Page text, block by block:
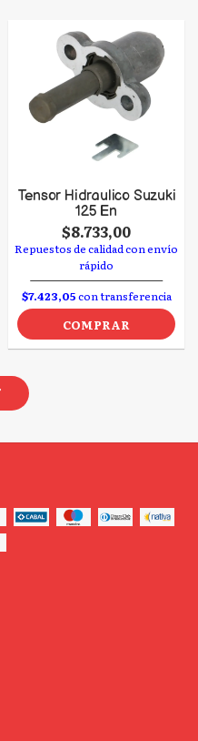
Tensor Hidraulico Suzuki
125 En
$8.733,00
Repuestos de calidad con envío
rápido
$7.423,05con transferencia
COMPRAR